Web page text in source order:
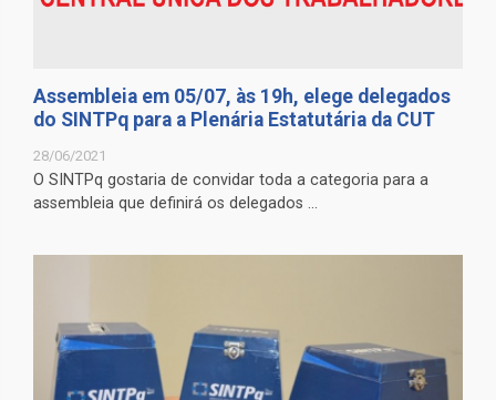
Assembleia em 05/07, às 19h, elege delegados
do SINTPq para a Plenária Estatutária da CUT
28/06/2021
O SINTPq gostaria de convidar toda a categoria para a
assembleia que definirá os delegados ...